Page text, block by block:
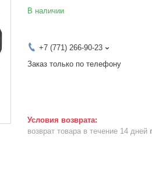
В наличии
+7 (771) 266-90-23
Заказ только по телефону
возврат товара в течение 14 дней